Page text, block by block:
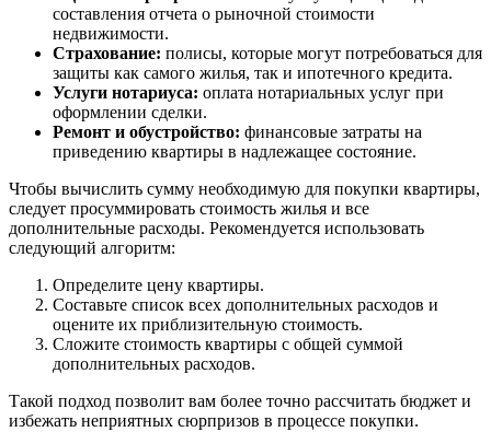
составления отчета о рыночной стоимости
недвижимости.
Страхование: полисы, которые могут потребоваться для
защиты как самого жилья, так и ипотечного кредита.
Услуги нотариуса: оплата нотариальных услуг при
оформлении сделки.
Ремонт и обустройство: финансовые затраты на
приведению квартиры в надлежащее состояние.
Чтобы вычислить сумму необходимую для покупки квартиры,
следует просуммировать стоимость жилья и все
дополнительные расходы. Рекомендуется использовать
следующий алгоритм:
Определите цену квартиры.
Составьте список всех дополнительных расходов и
оцените их приблизительную стоимость.
Сложите стоимость квартиры с общей суммой
дополнительных расходов.
Такой подход позволит вам более точно рассчитать бюджет и
избежать неприятных сюрпризов в процессе покупки.